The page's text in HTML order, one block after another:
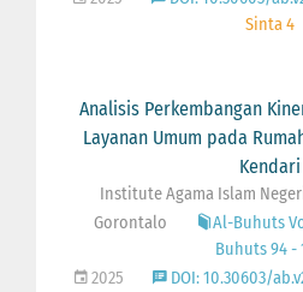
Sinta 4
Analisis Perkembangan
Layanan Umum pada
Kendari
Institute Agama Islam
Gorontalo
Al-Buhuts
Buhuts 94 -
2025
DOI: 10.30603/